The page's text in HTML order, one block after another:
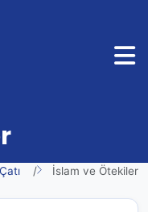
Çatı İslam ve Ötekiler